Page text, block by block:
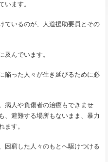
います。
ているのが、人道援助要員とその
及んでいます。
陥った人々が生き延びるために必
病人や負傷者の治療もできませ
、避難する場所もないまま、暴力
ます。
困窮した人々のもとへ駆けつける